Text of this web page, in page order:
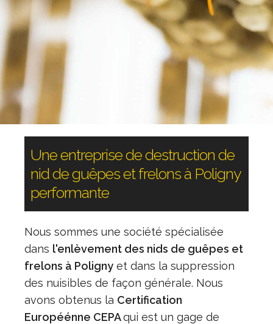
Une entreprise de destruction de
nid de guêpes et frelons à Poligny
performante
Nous sommes une société spécialisée
dans l'enlèvement des nids de guêpes et
frelons à Poligny et dans la suppression
des nuisibles de façon générale. Nous
avons obtenus la Certification
Européénne CEPAqui est un gage de